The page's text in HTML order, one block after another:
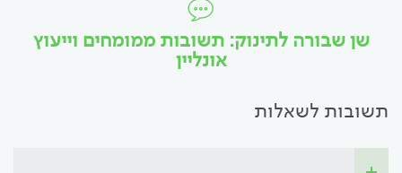
שן שבורה לתינוק: תשובות ממומחים וייעוץ
אונליין
תשובות לשאלות